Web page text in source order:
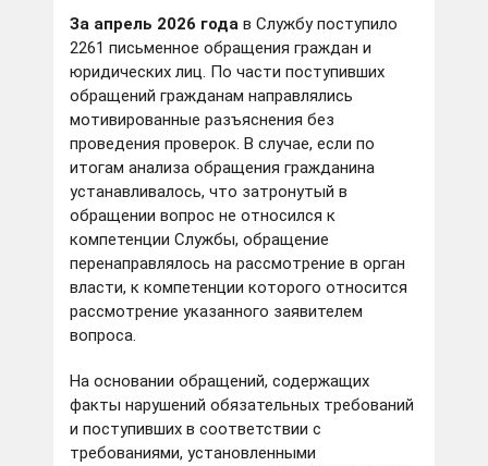
За апрель 2026 года в Службу поступило
2261 письменное обращения граждан и
юридических лиц. По части поступивших
обращений гражданам направлялись
мотивированные разъяснения без
проведения проверок. В случае, если по
итогам анализа обращения гражданина
устанавливалось, что затронутый в
обращении вопрос не относился к
компетенции Службы, обращение
перенаправлялось на рассмотрение в орган
власти, к компетенции которого относится
рассмотрение указанного заявителем
вопроса.
На основании обращений, содержащих
факты нарушений обязательных требований
и поступивших в соответствии с
требованиями, установленными